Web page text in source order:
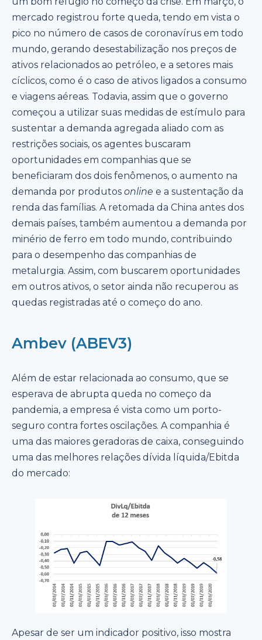
mercado registrou forte queda, tendo em vista o
pico no número de casos de coronavírus em todo
mundo, gerando desestabilização nos preços de
ativos relacionados ao petróleo, e a setores mais
cíclicos, como é o caso de ativos ligados a consumo
e viagens aéreas. Todavia, assim que o governo
começou a utilizar suas medidas de estímulo para
sustentar a demanda agregada aliado com as
restrições sociais, os agentes buscaram
oportunidades em companhias que se
beneficiaram dos dois fenômenos, o aumento na
demanda por produtos online e a sustentação da
renda das famílias. A retomada da China antes dos
demais países, também aumentou a demanda por
minério de ferro em todo mundo, contribuindo
para o desempenho das companhias de
metalurgia. Assim, com buscarem oportunidades
em outros ativos, o setor ainda não recuperou as
quedas registradas até o começo do ano.
Ambev (ABEV3)
Além de estar relacionada ao consumo, que se
esperava de abrupta queda no começo da
pandemia, a empresa é vista como um porto-
seguro contra fortes oscilações. A companhia é
uma das maiores geradoras de caixa, conseguindo
uma das melhores relações dívida líquida/Ebitda
do mercado:
Apesar de ser um indicador positivo, isso mostra